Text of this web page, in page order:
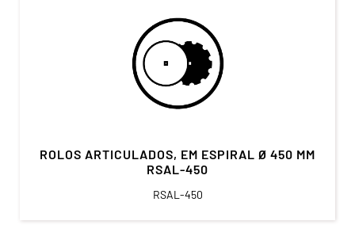
ROLOS ARTICULADOS, EM ESPIRAL Ø 450 MM
RSAL-450
RSAL-450